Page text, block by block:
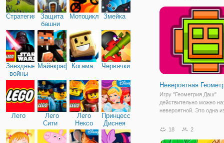
Стратегия
Защита
башни
МотоциклыЗмейка
Звездные
войны
МайнкрафтКогама Червячки
Лего
Лего
Сити
Лего
Нексо
Найтс
Принцессы
Диснея
мертвецов,
этом
орудую в
Невероятная
Игру "Геометрия Даш"
действительно можно
невероятной. Это одна
которая отлично
18 2